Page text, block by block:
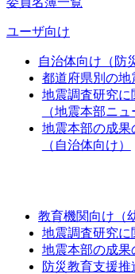
ユーザ向け
自治体向け（防
都道府県別の地
地震調査研究に
（地震本部ニュ
地震本部の成果
（自治体向け）
教育機関向け（
地震調査研究
地震本部の成果
防災教育支援